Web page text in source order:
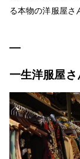
る本物の洋服屋さ
一生洋服屋